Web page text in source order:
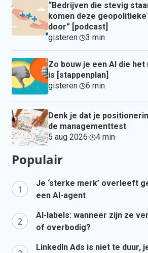
“Bedrijven die stevig
komen deze
door” [podcast]
gisteren· 3 min·
Zo bouw je een AI die
is [stappenplan]
gisteren· 6 min·
Denk je dat je
de managementtest
5 aug 2026· 4 min·
Populair
Je ‘sterke merk’ overleeft
een AI-agent
AI-labels: wanneer zijn ze
of overbodig?
LinkedIn Ads is niet te duur,